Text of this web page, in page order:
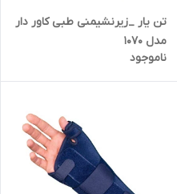
تن یار _زیرنشیمنی طبی کاور دار
مدل 1070
ناموجود